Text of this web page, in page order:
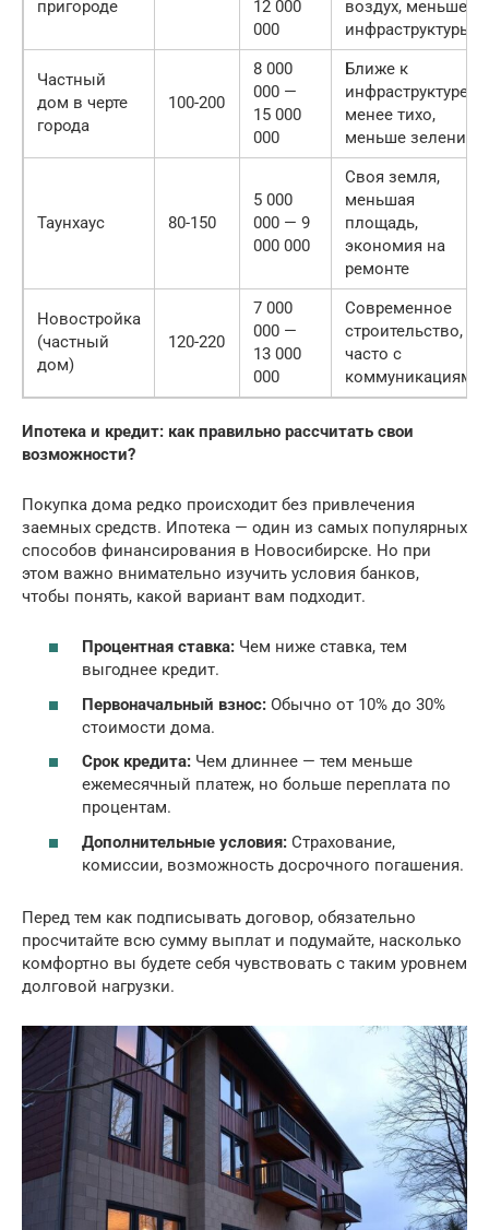
пригороде
12 000
000
воздух, меньше
инфраструктуры
Частный
дом в черте
города
100-200
8 000
000 —
15 000
000
Ближе к
инфраструктуре,
менее тихо,
меньше зелени
Таунхаус 80-150
5 000
000 — 9
000 000
Своя земля,
меньшая
площадь,
экономия на
ремонте
Новостройка
(частный
дом)
120-220
7 000
000 —
13 000
000
Современное
строительство,
часто с
коммуникациями
Ипотека и кредит: как правильно рассчитать свои
возможности?
Покупка дома редко происходит без привлечения
заемных средств. Ипотека — один из самых популярных
способов финансирования в Новосибирске. Но при
этом важно внимательно изучить условия банков,
чтобы понять, какой вариант вам подходит.
Процентная ставка: Чем ниже ставка, тем
выгоднее кредит.
Первоначальный взнос: Обычно от 10% до 30%
стоимости дома.
Срок кредита: Чем длиннее — тем меньше
ежемесячный платеж, но больше переплата по
процентам.
Дополнительные условия: Страхование,
комиссии, возможность досрочного погашения.
Перед тем как подписывать договор, обязательно
просчитайте всю сумму выплат и подумайте, насколько
комфортно вы будете себя чувствовать с таким уровнем
долговой нагрузки.